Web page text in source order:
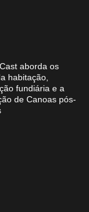
aborda os
habitação,
fundiária e a
de Canoas pós-